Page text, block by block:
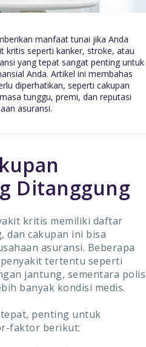
manfaat tunai jika Anda
kritis seperti kanker, stroke, atau
yang tepat sangat penting untuk
Anda. Artikel ini membahas
diperhatikan, seperti cakupan
tunggu, premi, dan reputasi
asuransi.
Ditanggung
kritis memiliki daftar
dan cakupan ini bisa
asuransi. Beberapa
tertentu seperti
jantung, sementara polis
banyak kondisi medis.
penting untuk
faktor berikut: